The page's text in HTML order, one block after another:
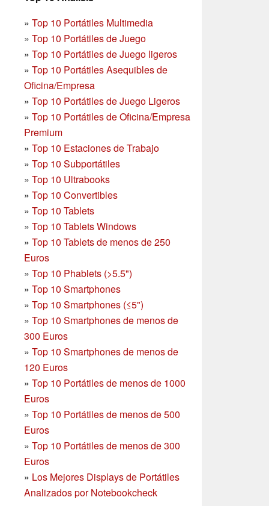
» Top 10 Portátiles Multimedia
» Top 10 Portátiles de Juego
» Top 10 Portátiles de Juego ligeros
» Top 10 Portátiles Asequibles de
Oficina/Empresa
» Top 10 Portátiles de Juego Ligeros
» Top 10 Portátiles de Oficina/Empresa
Premium
» Top 10 Estaciones de Trabajo
» Top 10 Subportátiles
» Top 10 Ultrabooks
» Top 10 Convertibles
» Top 10 Tablets
» Top 10 Tablets Windows
» Top 10 Tablets de menos de 250
Euros
» Top 10 Phablets (>5.5")
» Top 10 Smartphones
» Top 10 Smartphones (≤5")
» Top 10 Smartphones de menos de
300 Euros
» Top 10 Smartphonesde menos de
120 Euros
» Top 10 Portátiles de menos de 1000
Euros
» Top 10 Portátiles de menos de 500
Euros
» Top 10 Portátiles de menos de 300
Euros
» Los Mejores Displays de Portátiles
Analizados por Notebookcheck